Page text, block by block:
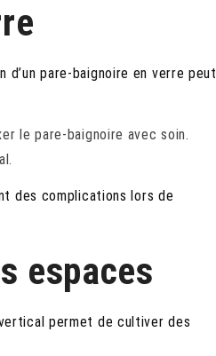
d’un pare-baignoire en verre peut
le pare-baignoire avec soin.
des complications lors de
espaces
permet de cultiver des